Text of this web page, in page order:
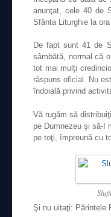
anunţat, cele 40 de
Sfânta Liturghie la
De fapt sunt 41 de
sâmbătă, normal că
tot mai mulţi
răspuns oficial. Nu
îndoială privind
Vă rugăm să
pe Dumnezeu şi să-I
pe toţi, împreună cu
Şi nu uitaţi: Părintele